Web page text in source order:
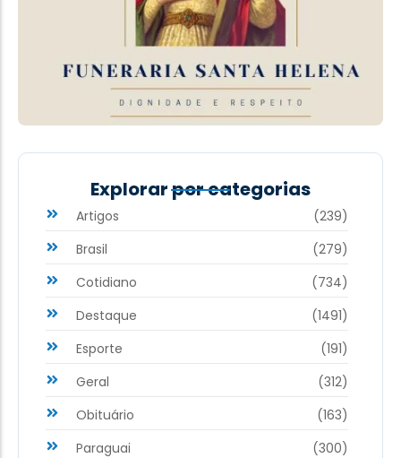
Explorar por categorias
Artigos
(239)
Brasil
(279)
Cotidiano
(734)
Destaque
(1491)
Esporte
(191)
Geral
(312)
Obituário
(163)
Paraguai
(300)